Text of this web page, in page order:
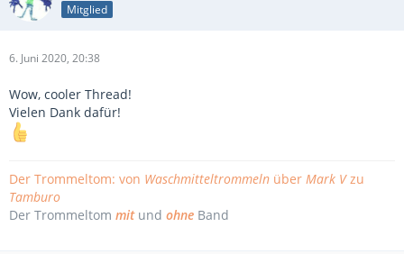
Mitglied
6. Juni 2020, 20:38
Wow, cooler Thread!
Vielen Dank dafür!
Der Trommeltom: von Waschmitteltrommeln über Mark Vzu
Tamburo
Der Trommeltom mitund ohne Band